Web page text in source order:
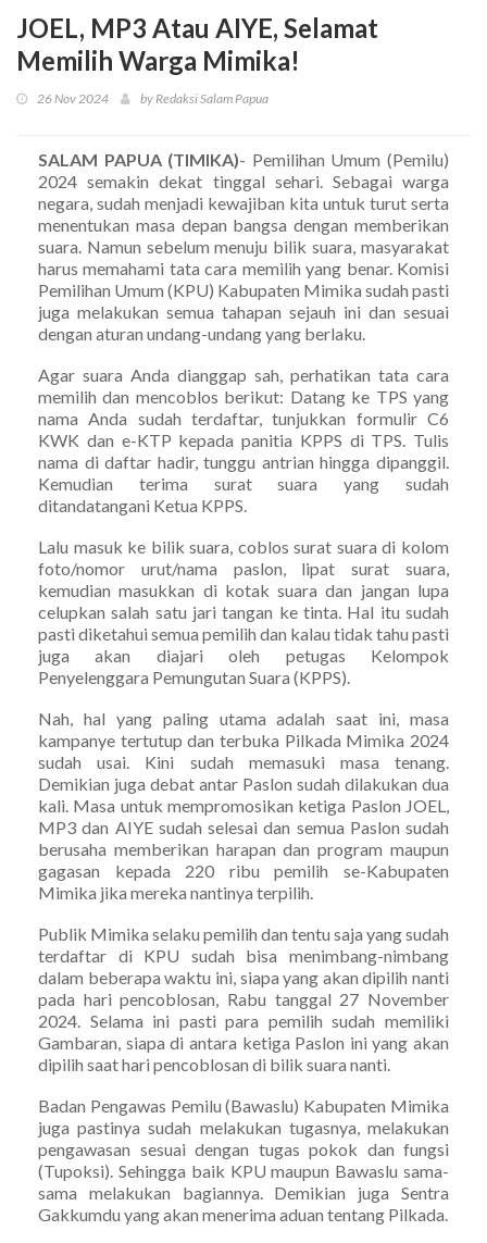
JOEL, MP3 Atau AIYE, Selamat
Memilih Warga Mimika!
26 Nov 2024 by Redaksi Salam Papua
SALAM PAPUA (TIMIKA)- Pemilihan Umum (Pemilu)
2024 semakin dekat tinggal sehari. Sebagai warga
negara, sudah menjadi kewajiban kita untuk turut serta
menentukan masa depan bangsa dengan memberikan
suara. Namun sebelum menuju bilik suara, masyarakat
harus memahami tata cara memilih yang benar. Komisi
Pemilihan Umum (KPU) Kabupaten Mimika sudah pasti
juga melakukan semua tahapan sejauh ini dan sesuai
dengan aturan undang-undang yang berlaku.
Agar suara Anda dianggap sah, perhatikan tata cara
memilih dan mencoblos berikut: Datang ke TPS yang
nama Anda sudah terdaftar, tunjukkan formulir C6
KWK dan e-KTP kepada panitia KPPS di TPS. Tulis
nama di daftar hadir, tunggu antrian hingga dipanggil.
Kemudian terima surat suara yang sudah
ditandatangani Ketua KPPS.
Lalu masuk ke bilik suara, coblos surat suara di kolom
foto/nomor urut/nama paslon, lipat surat suara,
kemudian masukkan di kotak suara dan jangan lupa
celupkan salah satu jari tangan ke tinta. Hal itu sudah
pasti diketahui semua pemilih dan kalau tidak tahu pasti
juga akan diajari oleh petugas Kelompok
Penyelenggara Pemungutan Suara (KPPS).
Nah, hal yang paling utama adalah saat ini, masa
kampanye tertutup dan terbuka Pilkada Mimika 2024
sudah usai. Kini sudah memasuki masa tenang.
Demikian juga debat antar Paslon sudah dilakukan dua
kali. Masa untuk mempromosikan ketiga Paslon JOEL,
MP3 dan AIYE sudah selesai dan semua Paslon sudah
berusaha memberikan harapan dan program maupun
gagasan kepada 220 ribu pemilih se-Kabupaten
Mimika jika mereka nantinya terpilih.
Publik Mimika selaku pemilih dan tentu saja yang sudah
terdaftar di KPU sudah bisa menimbang-nimbang
dalam beberapa waktu ini, siapa yang akan dipilih nanti
pada hari pencoblosan, Rabu tanggal 27 November
2024. Selama ini pasti para pemilih sudah memiliki
Gambaran, siapa di antara ketiga Paslon ini yang akan
dipilih saat hari pencoblosan di bilik suara nanti.
Badan Pengawas Pemilu (Bawaslu) Kabupaten Mimika
juga pastinya sudah melakukan tugasnya, melakukan
pengawasan sesuai dengan tugas pokok dan fungsi
(Tupoksi). Sehingga baik KPU maupun Bawaslu sama-
sama melakukan bagiannya. Demikian juga Sentra
Gakkumdu yang akan menerima aduan tentang Pilkada.